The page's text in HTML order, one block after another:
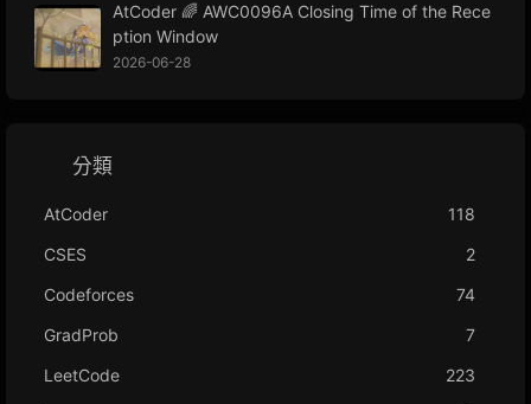
AtCoder 🌈 AWC0096A Closing Time of the Rece
ption Window
2026-06-28
分類
AtCoder
118
CSES
2
Codeforces
74
GradProb
7
LeetCode
223